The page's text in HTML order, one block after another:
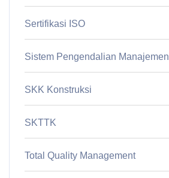
Sertifikasi ISO
Sistem Pengendalian Manajemen
SKK Konstruksi
SKTTK
Total Quality Management